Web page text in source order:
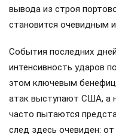
вывода из строя
становится очевидным
События последних
интенсивность ударов
этом ключевым
атак выступают США, а
часто пытаются
след здесь очевиден: от